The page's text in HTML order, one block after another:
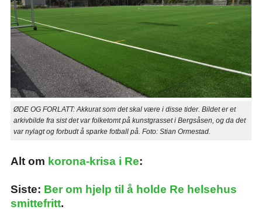
ØDE OG FORLATT: Akkurat som det skal være i disse tider. Bildet er et
arkivbilde fra sist det var folketomt på kunstgrasset i Bergsåsen, og da det
var nylagt og forbudt å sparke fotball på. Foto: Stian Ormestad.
Alt om korona-krisa i Re:
Siste: Ber om hjelp til å holde Re helsehus
smittefritt.